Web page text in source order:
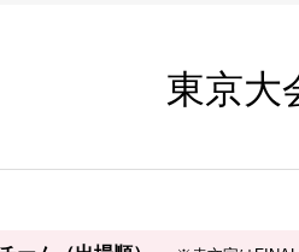
東京大